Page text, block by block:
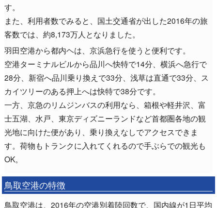
す。
また、利用者数でみると、国土交通省が出した2016年の旅
客数では、約8,173万人となりました。
羽田空港から都内ヘは、京浜急行を使うと便利です。
空港ターミナルビルから品川へ快特で14分、横浜へ急行で
28分、新宿へ品川乗り換えで33分、浅草は直通で33分、ス
カイツリーのある押上へは快特で38分です。
一方、京急のリムジンバスの利用なら、箱根や軽井沢、富
士五湖、水戸、東京ディズニーランドなど首都圏各地の観
光地に向けた便があり、乗り換えなしでアクセスできま
す。荷物もトランクに入れてくれるので手ぶらでの観光も
OK。
鳥取空港の特徴
鳥取空港は、2016年の空港別着陸回数で、国内線が1日平均